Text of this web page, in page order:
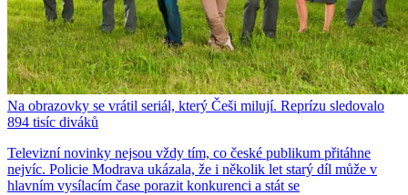
Na obrazovky se vrátil seriál, který Češi milují. Reprízu sledovalo
894 tisíc diváků
Televizní novinky nejsou vždy tím, co české publikum přitáhne
nejvíc. Policie Modrava ukázala, že i několik let starý díl může v
hlavním vysílacím čase porazit konkurenci a stát se